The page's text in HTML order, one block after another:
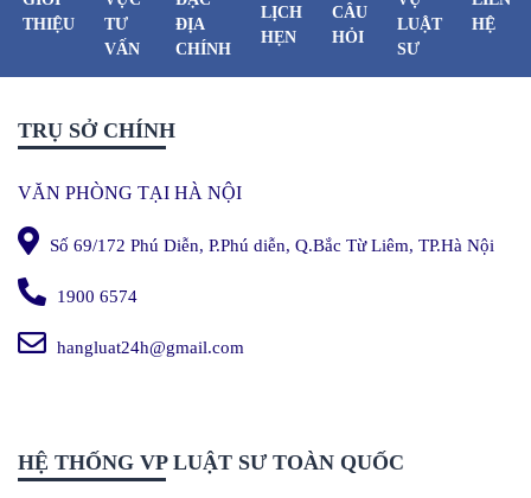
THIỆU
TƯ
VẤN
ĐỊA
CHÍNH
LỊCH
HẸN
CÂU
HỎI
LUẬT
SƯ
HỆ
TRỤ SỞ CHÍNH
VĂN PHÒNG TẠI HÀ NỘI
Số 69/172 Phú Diễn, P.Phú diễn, Q.Bắc Từ Liêm, TP.Hà Nội
1900 6574
hangluat24h@gmail.com
HỆ THỐNG VP LUẬT SƯ TOÀN QUỐC